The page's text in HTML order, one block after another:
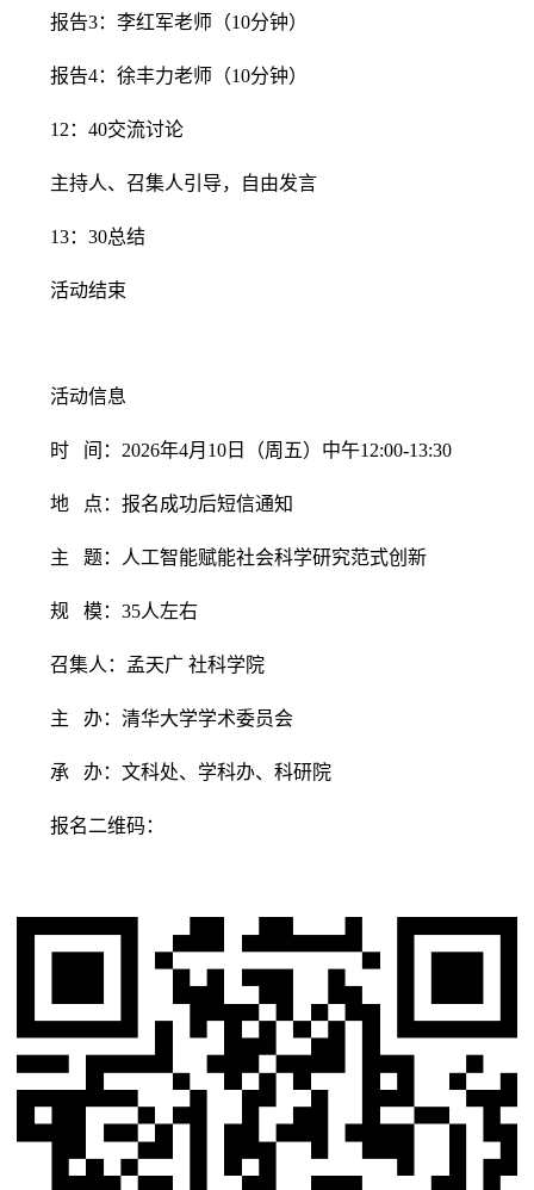
报告3：李红军老师（10分钟）
报告4：徐丰力老师（10分钟）
12：40交流讨论
主持人、召集人引导，自由发言
13：30总结
活动结束
活动信息
时 间：2026年4月10日（周五）中午12:00-13:30
地 点：报名成功后短信通知
主 题：人工智能赋能社会科学研究范式创新
规 模：35人左右
召集人：孟天广 社科学院
主 办：清华大学学术委员会
承 办：文科处、学科办、科研院
报名二维码：